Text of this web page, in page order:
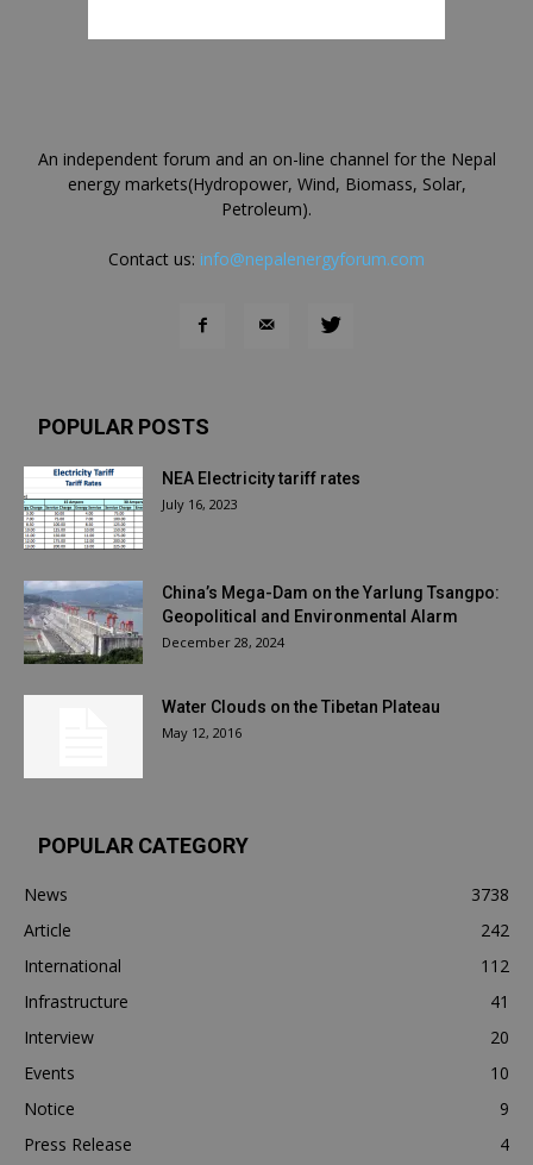
An independent forum and an on-line channel for the Nepal
energy markets(Hydropower, Wind, Biomass, Solar,
Petroleum).
Contact us: info@nepalenergyforum.com
POPULAR POSTS
NEA Electricity tariff rates
July 16, 2023
China’s Mega-Dam on the Yarlung Tsangpo:
Geopolitical and Environmental Alarm
December 28, 2024
Water Clouds on the Tibetan Plateau
May 12, 2016
POPULAR CATEGORY
News
3738
Article
242
International
112
Infrastructure
41
Interview
20
Events
10
Notice
9
Press Release
4